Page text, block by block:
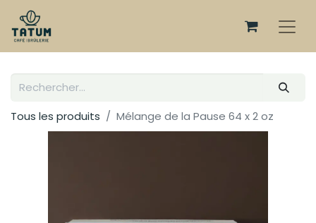
Tous les produits Mélange de la Pause 64 x 2 oz